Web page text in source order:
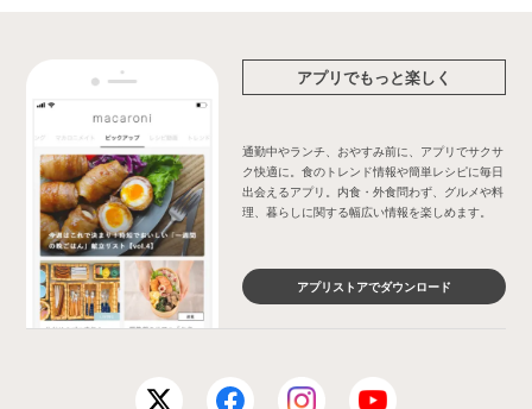
アプリでもっと楽しく
通勤中やランチ、おやすみ前に、アプリでサクサ
ク快適に。食のトレンド情報や簡単レシピに毎日
出会えるアプリ。内食・外食問わず、グルメや料
理、暮らしに関する幅広い情報を楽しめます。
アプリストアでダウンロード